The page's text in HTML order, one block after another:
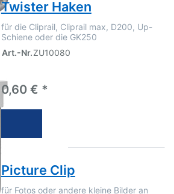
Twister Haken
für die Cliprail, Cliprail max, D200, Up-
Schiene oder die GK250
Art.-Nr.ZU10080
0,60 € *
Picture Clip
für Fotos oder andere kleine Bilder an